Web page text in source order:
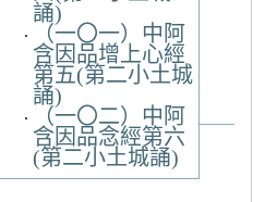
誦)
（一〇一）中阿
含因品增上心經
第五(第二小土城
誦)
（一〇二）中阿
含因品念經第六
(第二小土城誦)